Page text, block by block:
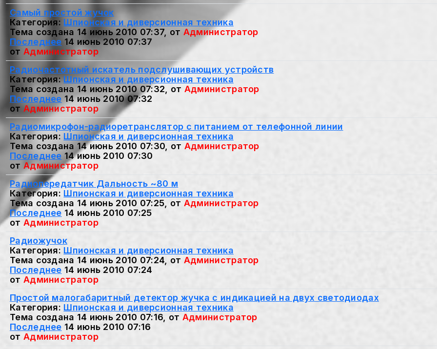
Самый простой жучок
Категория: Шпионская и диверсионная техника
Тема создана 14 июнь 2010 07:37, от Администратор
Последнее 14 июнь 2010 07:37
от Администратор
Радиочастотный искатель подслушивающих устройств
Категория:Шпионская и диверсионная техника
Тема создана 14 июнь 2010 07:32, от Администратор
Последнее 14 июнь 2010 07:32
от Администратор
Радиомикрофон-радиоретранслятор с питанием от телефонной линии
Категория: Шпионская и диверсионная техника
Тема создана 14 июнь 2010 07:30, от Администратор
Последнее 14 июнь 2010 07:30
от Администратор
Радиопередатчик Дальность ~80 м
Категория: Шпионская и диверсионная техника
Тема создана 14 июнь 2010 07:25, от Администратор
Последнее 14 июнь 2010 07:25
от Администратор
Радиожучок
Категория: Шпионская и диверсионная техника
Тема создана 14 июнь 2010 07:24, от Администратор
Последнее 14 июнь 2010 07:24
от Администратор
Простой малогабаритный детектор жучка с индикацией на двух светодиодах
Категория: Шпионская и диверсионная техника
Тема создана 14 июнь 2010 07:16, от Администратор
Последнее 14 июнь 2010 07:16
от Администратор